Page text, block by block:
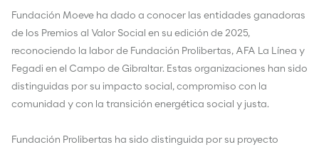
Fundación Moeve ha dado a conocer las entidades ganadoras
de los Premios al Valor Social en su edición de 2025,
reconociendo la labor de Fundación Prolibertas, AFA La Línea y
Fegadi en el Campo de Gibraltar. Estas organizaciones han sido
distinguidas por su impacto social, compromiso con la
comunidad y con la transición energética social y justa.
Fundación Prolibertas ha sido distinguida por su proyecto